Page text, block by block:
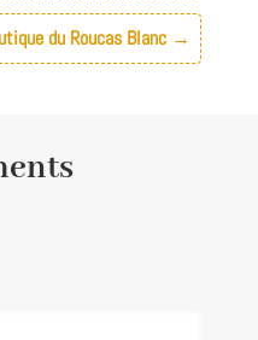
du Roucas Blanc →